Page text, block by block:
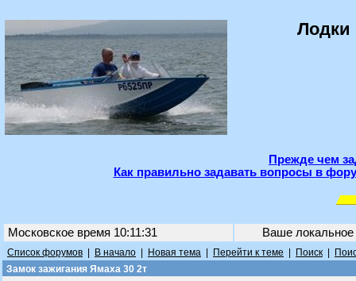
Лодки
Прежде чем
Как правильно задавать вопросы в
Московское время 10:11:31 Ваше
Список форумов В начало Новая тема Перейти к теме Поиск
Замок зажигания Ямаха 30 2т